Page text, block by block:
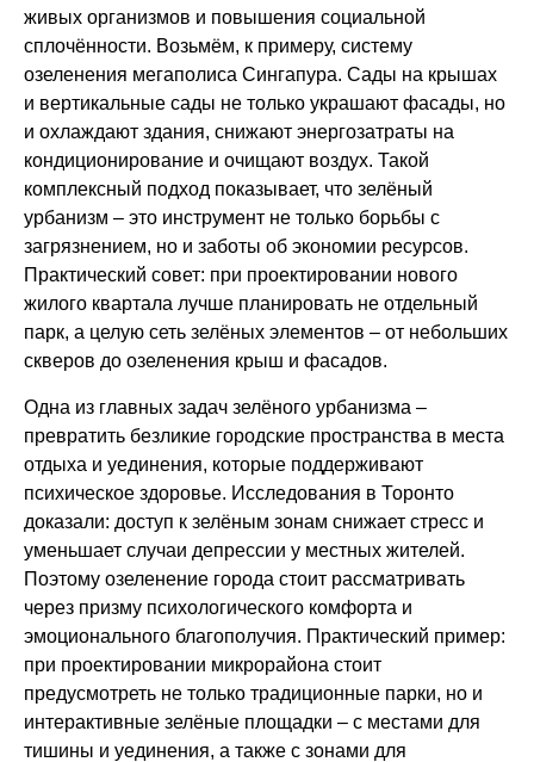
живых организмов и повышения социальной
сплочённости. Возьмём, к примеру, систему
озеленения мегаполиса Сингапура. Сады на крышах
и вертикальные сады не только украшают фасады, но
и охлаждают здания, снижают энергозатраты на
кондиционирование и очищают воздух. Такой
комплексный подход показывает, что зелёный
урбанизм – это инструмент не только борьбы с
загрязнением, но и заботы об экономии ресурсов.
Практический совет: при проектировании нового
жилого квартала лучше планировать не отдельный
парк, а целую сеть зелёных элементов – от небольших
скверов до озеленения крыш и фасадов.
Одна из главных задач зелёного урбанизма –
превратить безликие городские пространства в места
отдыха и уединения, которые поддерживают
психическое здоровье. Исследования в Торонто
доказали: доступ к зелёным зонам снижает стресс и
уменьшает случаи депрессии у местных жителей.
Поэтому озеленение города стоит рассматривать
через призму психологического комфорта и
эмоционального благополучия. Практический пример:
при проектировании микрорайона стоит
предусмотреть не только традиционные парки, но и
интерактивные зелёные площадки – с местами для
тишины и уединения, а также с зонами для